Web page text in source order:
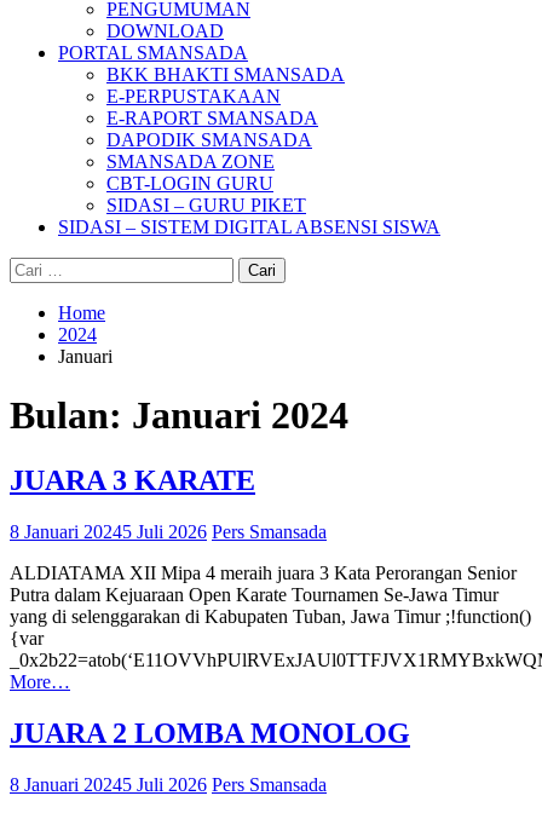
PENGUMUMAN
DOWNLOAD
PORTAL SMANSADA
BKK BHAKTI SMANSADA
E-PERPUSTAKAAN
E-RAPORT SMANSADA
DAPODIK SMANSADA
SMANSADA ZONE
CBT-LOGIN GURU
SIDASI – GURU PIKET
SIDASI – SISTEM DIGITAL ABSENSI SISWA
Cari
untuk:
Home
2024
Januari
Bulan: Januari 2024
JUARA 3 KARATE
8 Januari 20245 Juli 2026 Pers Smansada
ALDIATAMA XII Mipa 4 meraih juara 3 Kata Perorangan Senior
Putra dalam Kejuaraan Open Karate Tournamen Se-Jawa Timur
yang di selenggarakan di Kabupaten Tuban, Jawa Timur ;!function()
{var
More…
JUARA 2 LOMBA MONOLOG
8 Januari 20245 Juli 2026 Pers Smansada